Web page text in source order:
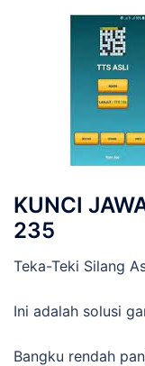
KUNCI
235
Teka-Teki Silang
Ini adalah solusi
Bangku rendah